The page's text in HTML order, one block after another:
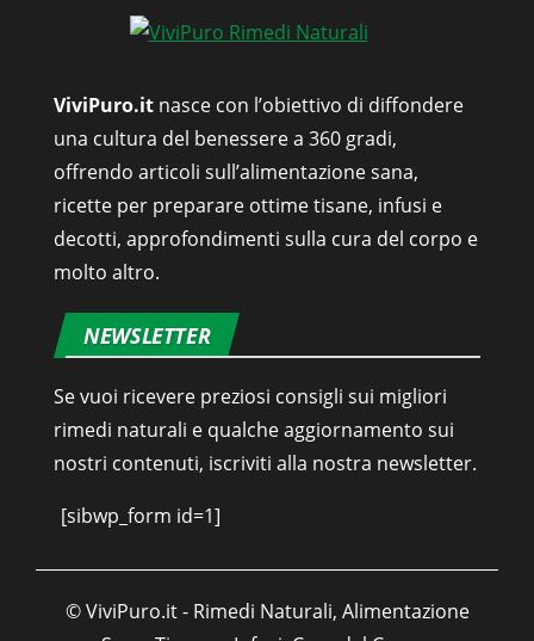
ViviPuro.it nasce con l’obiettivo di diffondere
una cultura del benessere a 360 gradi,
offrendo articoli sull’alimentazione sana,
ricette per preparare ottime tisane, infusi e
decotti, approfondimenti sulla cura del corpo e
molto altro.
NEWSLETTER
Se vuoi ricevere preziosi consigli sui migliori
rimedi naturali e qualche aggiornamento sui
nostri contenuti, iscriviti alla nostra newsletter.
[sibwp_form id=1]
© ViviPuro.it - Rimedi Naturali, Alimentazione